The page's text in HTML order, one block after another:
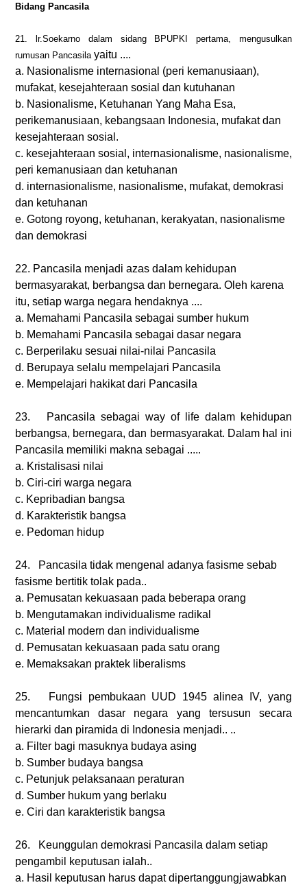
Bidang Pancasila
21. lr.Soekarno dalam sidang BPUPKI pertama, mengusulkan
rumusan Pancasila yaitu ....
a. Nasionalisme internasional (peri kemanusiaan),
mufakat, kesejahteraan sosial dan kutuhanan
b. Nasionalisme, Ketuhanan Yang Maha Esa,
perikemanusiaan, kebangsaan Indonesia, mufakat dan
kesejahteraan sosial.
c. kesejahteraan sosial, internasionalisme, nasionalisme,
peri kemanusiaan dan ketuhanan
d. internasionalisme, nasionalisme, mufakat, demokrasi
dan ketuhanan
e. Gotong royong, ketuhanan, kerakyatan, nasionalisme
dan demokrasi
22. Pancasila menjadi azas dalam kehidupan
bermasyarakat, berbangsa dan bernegara. Oleh karena
itu, setiap warga negara hendaknya ....
a. Memahami Pancasila sebagai sumber hukum
b. Memahami Pancasila sebagai dasar negara
c. Berperilaku sesuai nilai-nilai Pancasila
d. Berupaya selalu mempelajari Pancasila
e. Mempelajari hakikat dari Pancasila
23. Pancasila sebagai way of life dalam kehidupan
berbangsa, bernegara, dan bermasyarakat. Dalam hal ini
Pancasila memiliki makna sebagai .....
a. Kristalisasi nilai
b. Ciri-ciri warga negara
c. Kepribadian bangsa
d. Karakteristik bangsa
e. Pedoman hidup
24. Pancasila tidak mengenal adanya fasisme sebab
fasisme bertitik tolak pada..
a. Pemusatan kekuasaan pada beberapa orang
b. Mengutamakan individualisme radikal
c. Material modern dan individualisme
d. Pemusatan kekuasaan pada satu orang
e. Memaksakan praktek liberalisms
25. Fungsi pembukaan UUD 1945 alinea IV, yang
mencantumkan dasar negara yang tersusun secara
hierarki dan piramida di Indonesia menjadi.. ..
a. Filter bagi masuknya budaya asing
b. Sumber budaya bangsa
c. Petunjuk pelaksanaan peraturan
d. Sumber hukum yang berlaku
e. Ciri dan karakteristik bangsa
26. Keunggulan demokrasi Pancasila dalam setiap
pengambil keputusan ialah..
a. Hasil keputusan harus dapat dipertanggungjawabkan